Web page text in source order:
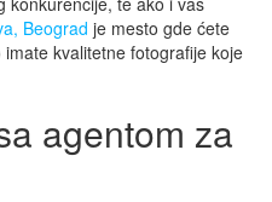
Beograd je mesto gde ćete
kvalitetne fotografije koje
agentom za